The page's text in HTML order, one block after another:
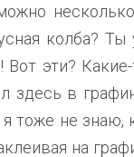
колба?
Вот эти?
здесь в
тоже не
на